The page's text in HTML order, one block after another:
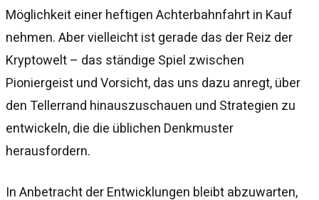
Möglichkeit einer heftigen Achterbahnfahrt in Kauf
nehmen. Aber vielleicht ist gerade das der Reiz der
Kryptowelt – das ständige Spiel zwischen
Pioniergeist und Vorsicht, das uns dazu anregt, über
den Tellerrand hinauszuschauen und Strategien zu
entwickeln, die die üblichen Denkmuster
herausfordern.
In Anbetracht der Entwicklungen bleibt abzuwarten,